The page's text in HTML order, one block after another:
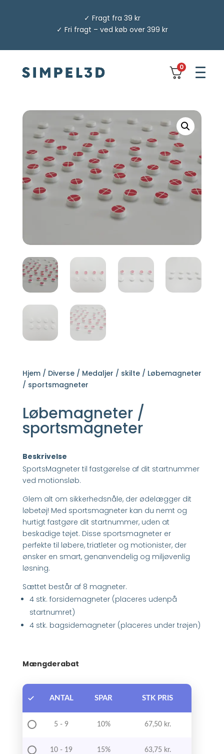
✓ Fragt fra 39 kr
✓ Fri fragt – ved køb over 399 kr
0
Hjem/ Diverse/ Medaljer / skilte/ Løbemagneter
/ sportsmagneter
Løbemagneter /
sportsmagneter
Beskrivelse
SportsMagneter til fastgørelse af dit startnummer
ved motionsløb.
Glem alt om sikkerhedsnåle, der ødelægger dit
løbetøj! Med sportsmagneter kan du nemt og
hurtigt fastgøre dit startnummer, uden at
beskadige tøjet. Disse sportsmagneter er
perfekte til løbere, triatleter og motionister, der
ønsker en smart, genanvendelig og miljøvenlig
løsning.
Sættet består af 8 magneter.
4 stk. forsidemagneter (placeres udenpå
startnumret)
4 stk. bagsidemagneter (placeres under trøjen)
Mængderabat
ANTAL SPAR STK PRIS
5 - 9 10% 67,50 kr.
10 - 19 15% 63,75 kr.